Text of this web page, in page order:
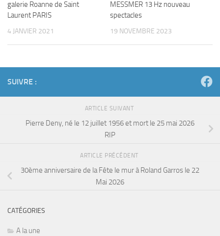
galerie Roanne de Saint
Laurent PARIS
4 JANVIER 2021
MESSMER 13 Hz nouveau
spectacles
19 NOVEMBRE 2023
SUIVRE :
ARTICLE SUIVANT
Pierre Deny, né le 12 juillet 1956 et mort le 25 mai 2026
RIP
ARTICLE PRÉCÉDENT
30ème anniversaire de la Fête le mur à Roland Garros le 22
Mai 2026
CATÉGORIES
A la une